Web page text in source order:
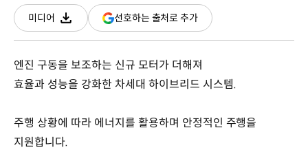
미디어
다운로드
선호하는 출처로 추가(새
창
엔진 구동을 보조하는 신규 모터가 더해져
효율과 성능을 강화한 차세대 하이브리드 시스템.
주행 상황에 따라 에너지를 활용하며 안정적인 주행을
지원합니다.